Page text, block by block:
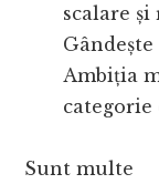
scalare
Ambiția
Sunt multe